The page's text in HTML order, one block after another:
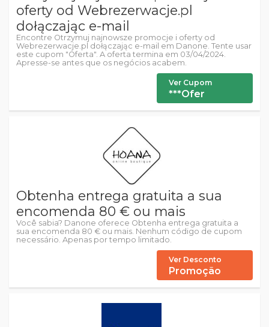
oferty od Webrezerwacje.pl
dołączając e-mail
Encontre Otrzymuj najnowsze promocje i oferty od
Webrezerwacje.pl dołączając e-mail em Danone. Tente usar
este cupom "Oferta". A oferta termina em 03/04/2024.
Apresse-se antes que os negócios acabem.
Ver Cupom
***Ofer
Obtenha entrega gratuita a sua
encomenda 80 € ou mais
Você sabia? Danone oferece Obtenha entrega gratuita a
sua encomenda 80 € ou mais. Nenhum código de cupom
necessário. Apenas por tempo limitado.
Ver Desconto
Promoção